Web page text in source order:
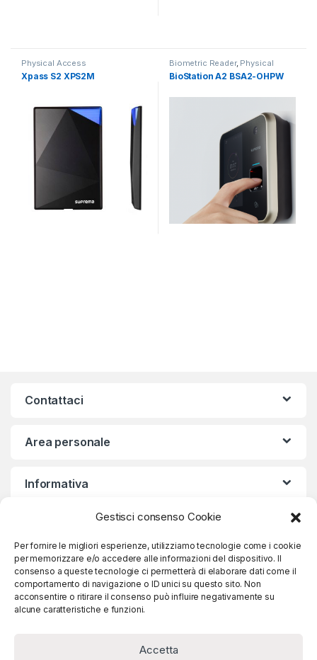
Gestisci consenso Cookie
Per fornire le migliori esperienze, utilizziamo tecnologie come i cookie
per memorizzare e/o accedere alle informazioni del dispositivo. Il
consenso a queste tecnologie ci permetterà di elaborare dati come il
comportamento di navigazione o ID unici su questo sito. Non
acconsentire o ritirare il consenso può influire negativamente su
alcune caratteristiche e funzioni.
Accetta
Physical Access
Xpass S2 XPS2M
Biometric Reader, Physical
Access
BioStation A2 BSA2-OHPW
Contattaci
Area personale
Informativa
Iscriviti alla nostra Newsletter
Iscriviti